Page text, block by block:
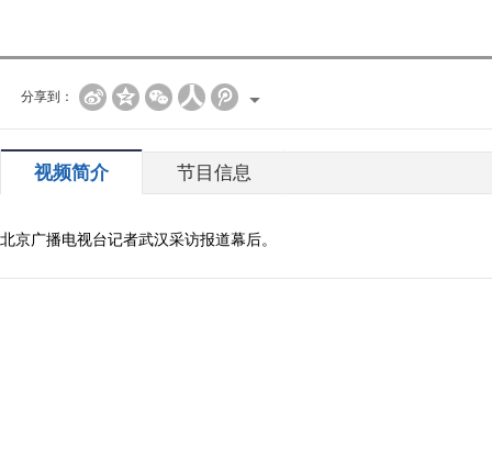
分享到：
视频简介 节目信息
北京广播电视台记者武汉采访报道幕后。